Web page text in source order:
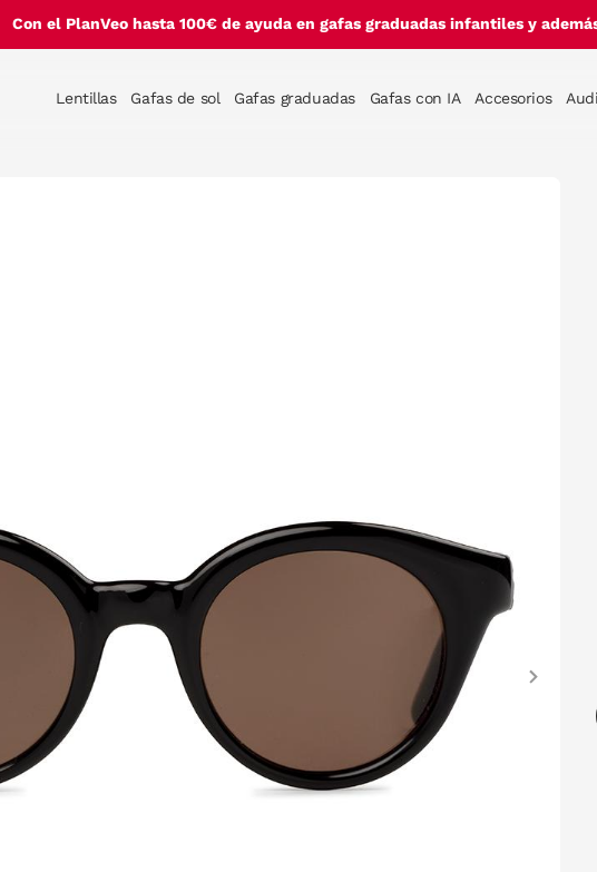
Con el PlanVeo hasta 100€ de ayuda en gafas graduadas infantiles y
Lentillas Gafas de sol Gafas graduadas Gafas con IA Accesorios